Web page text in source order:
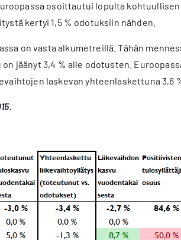
osoittautui lopulta
kertyi 1,5 % odotuksiin nähden.
on vasta alkumetreillä. Tähän
jäänyt 3,4 % alle odotusten.
laskevan yhteenlaskettuna 3,6